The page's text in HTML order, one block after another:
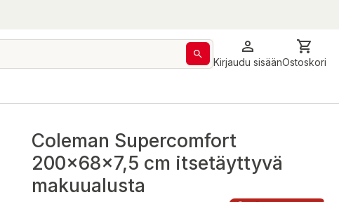
Kirjaudu sisäänOstoskori
Coleman Supercomfort
200x68x7,5 cm itsetäyttyvä
makuualusta